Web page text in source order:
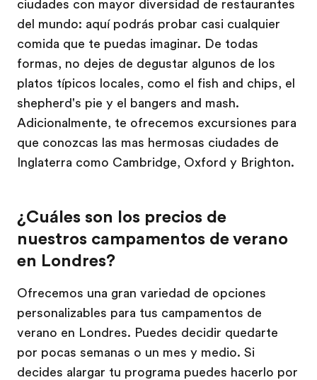
ciudades con mayor diversidad de restaurantes
del mundo: aquí podrás probar casi cualquier
comida que te puedas imaginar. De todas
formas, no dejes de degustar algunos de los
platos típicos locales, como el fish and chips, el
shepherd's pie y el bangers and mash.
Adicionalmente, te ofrecemos excursiones para
que conozcas las mas hermosas ciudades de
Inglaterra como Cambridge, Oxford y Brighton.
¿Cuáles son los precios de
nuestros campamentos de verano
en Londres?
Ofrecemos una gran variedad de opciones
personalizables para tus campamentos de
verano en Londres. Puedes decidir quedarte
por pocas semanas o un mes y medio. Si
decides alargar tu programa puedes hacerlo por